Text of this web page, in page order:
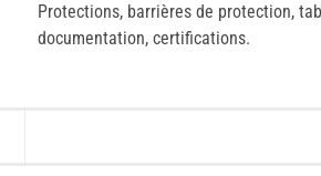
Protections, barrières de protection,
documentation, certifications.